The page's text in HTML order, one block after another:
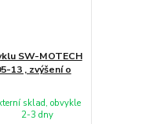
SW-MOTECH
13 , zvýšení o
sklad, obvykle
2-3 dny